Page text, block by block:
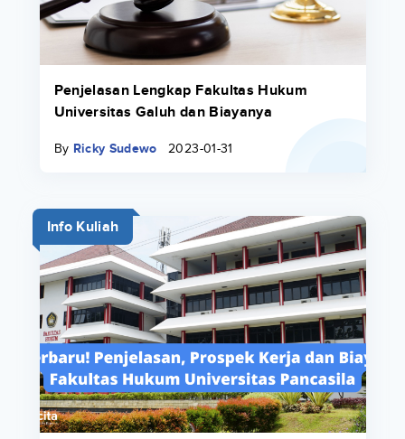
Penjelasan Lengkap Fakultas Hukum
Universitas Galuh dan Biayanya
By Ricky Sudewo 2023-01-31
Info Kuliah